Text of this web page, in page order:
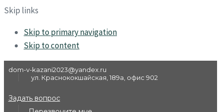
Skip links
Skip to primary navigation
Skip to content
dom-v-kazani2023@yandex.ru
ул. Краснококшайская, 189а, офис 902
Задать вопрос